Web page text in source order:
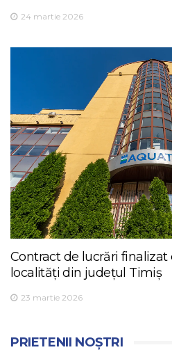
24 martie 2026
Contract de lucrări
localități din județul Timiș
23 martie 2026
PRIETENII NOȘTRI